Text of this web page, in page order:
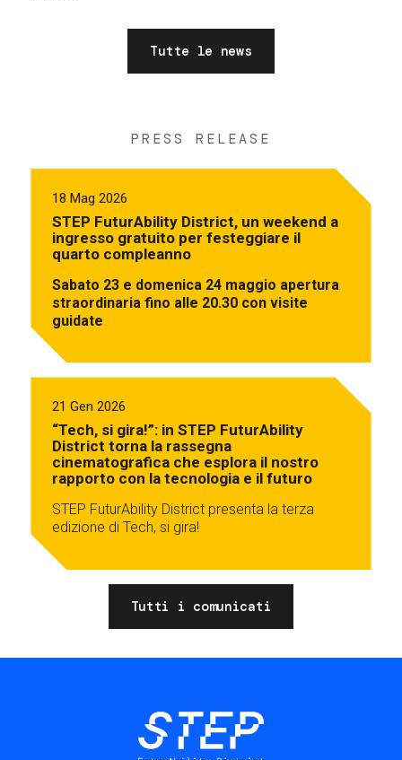
Tutte le news
PRESS RELEASE
18 Mag 2026
STEP FuturAbility District, un weekend a
ingresso gratuito per festeggiare il
quarto compleanno
Sabato 23 e domenica 24 maggio apertura
straordinaria fino alle 20.30 con visite
guidate
21 Gen 2026
“Tech, si gira!”: in STEP FuturAbility
District torna la rassegna
cinematografica che esplora il nostro
rapporto con la tecnologia e il futuro
STEP FuturAbility District presenta la terza
edizione di Tech, si gira!
Tutti i comunicati